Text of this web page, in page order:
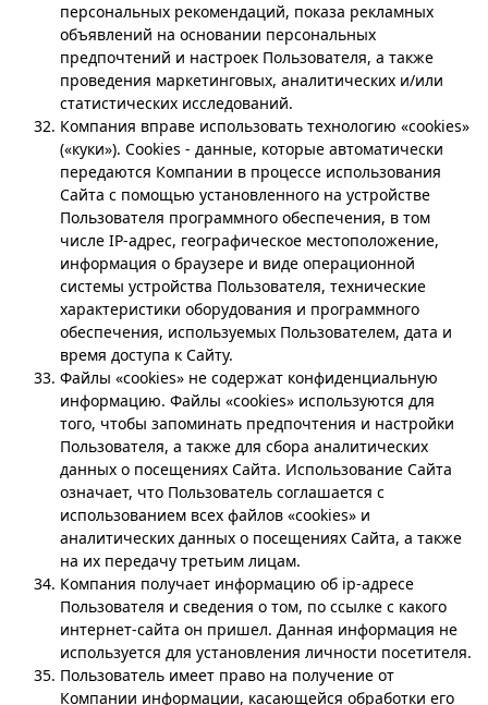
персональных рекомендаций, показа рекламных
объявлений на основании персональных
предпочтений и настроек Пользователя, а также
проведения маркетинговых, аналитических и/или
статистических исследований.
Компания вправе использовать технологию «cookies»
(«куки»). Cookies - данные, которые автоматически
передаются Компании в процессе использования
Сайта с помощью установленного на устройстве
Пользователя программного обеспечения, в том
числе IP-адрес, географическое местоположение,
информация о браузере и виде операционной
системы устройства Пользователя, технические
характеристики оборудования и программного
обеспечения, используемых Пользователем, дата и
время доступа к Сайту.
Файлы «сookies» не содержат конфиденциальную
информацию. Файлы «cookies» используются для
того, чтобы запоминать предпочтения и настройки
Пользователя, а также для сбора аналитических
данных о посещениях Сайта. Использование Сайта
означает, что Пользователь соглашается с
использованием всех файлов «cookies» и
аналитических данных о посещениях Сайта, а также
на их передачу третьим лицам.
Компания получает информацию об ip-адресе
Пользователя и сведения о том, по ссылке с какого
интернет-сайта он пришел. Данная информация не
используется для установления личности посетителя.
Пользователь имеет право на получение от
Компании информации, касающейся обработки его